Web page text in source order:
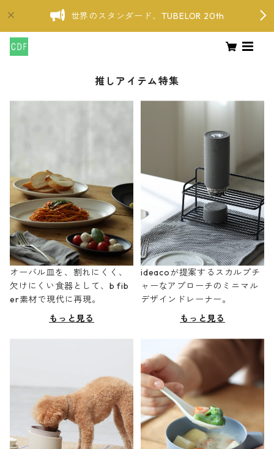
世界のスタンダード、TUBELOR 20th
推しアイテム特集
オーバル皿を、割れにくく、
欠けにくい食器として、b fib
er素材で現代に再現。
もっと見る
ideacoが提案するスカルプチ
ャーなアプローチのミニマル
デザインドレーナー。
もっと見る